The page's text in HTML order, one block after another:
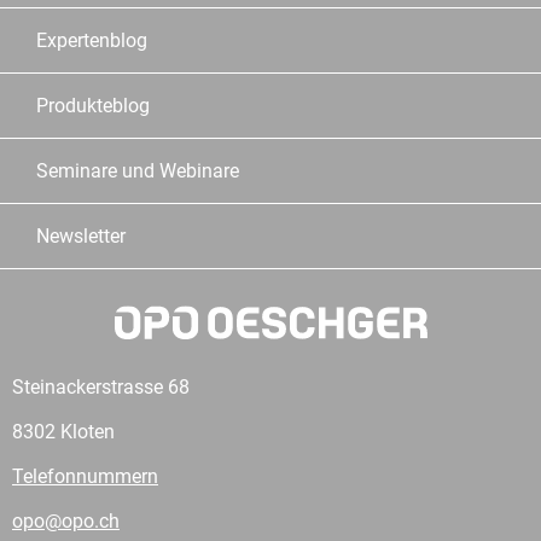
Expertenblog
Produkteblog
Seminare und Webinare
Newsletter
Steinackerstrasse 68
8302 Kloten
Telefonnummern
opo@opo.ch